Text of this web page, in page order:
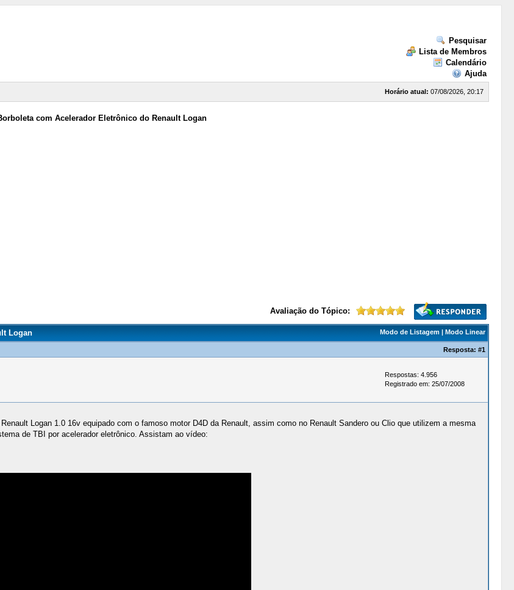
Pesquisar
Lista de Membros
Calendário
Ajuda
Horário atual: 07/08/2026, 20:17
com Acelerador Eletrônico do Renault Logan
Avaliação do Tópico:
Modo de Listagem| Modo Linear
Logan
Resposta: #1
Respostas: 4.956
Registrado em: 25/07/2008
Logan 1.0 16v equipado com o famoso motor D4D da Renault, assim como no Renault Sandero ou Clio que utilizem a mesma
de TBI por acelerador eletrônico. Assistam ao vídeo: